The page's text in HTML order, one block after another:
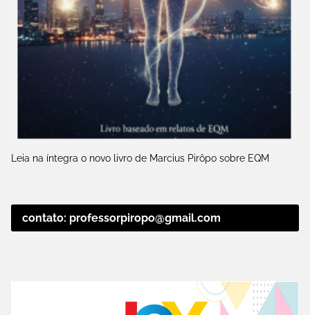
Leia na íntegra o novo livro de Marcius Pirôpo sobre EQM
contato: professorpiropo@gmail.com